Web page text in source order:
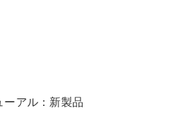
ーアル：新製品